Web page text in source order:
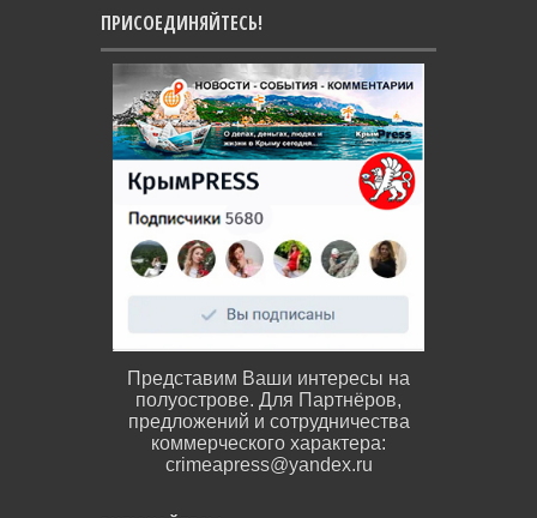
ПРИСОЕДИНЯЙТЕСЬ!
Представим Ваши интересы на
полуострове. Для Партнёров,
предложений и сотрудничества
коммерческого характера:
crimeapress@yandex.ru